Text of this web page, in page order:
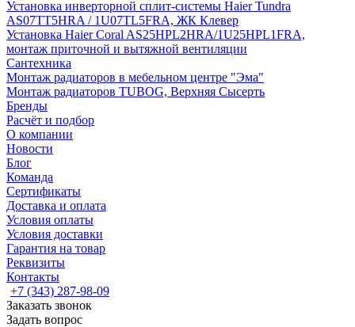
Установка инверторной сплит-системы Haier Tundra
AS07TT5HRA / 1U07TL5FRA, ЖК Клевер
Установка Haier Coral AS25HPL2HRA/1U25HPL1FRA,
монтаж приточной и вытяжной вентиляции
Сантехника
Монтаж радиаторов в мебельном центре "Эма"
Монтаж радиаторов TUBOG, Верхняя Сысерть
Бренды
Расчёт и подбор
О компании
Новости
Блог
Команда
Сертификаты
Доставка и оплата
Условия оплаты
Условия доставки
Гарантия на товар
Реквизиты
Контакты
+7 (343) 287-98-09
Заказать звонок
Задать вопрос